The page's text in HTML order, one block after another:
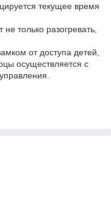
текущее время
только разогревать,
от доступа детей,
осуществляется с